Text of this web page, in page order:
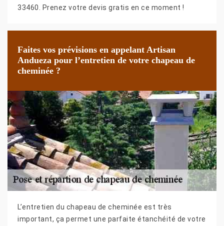
33460. Prenez votre devis gratis en ce moment !
Faites vos prévisions en appelant Artisan
Andueza pour l’entretien de votre chapeau de
cheminée ?
L’entretien du chapeau de cheminée est très
important, ça permet une parfaite étanchéité de votre